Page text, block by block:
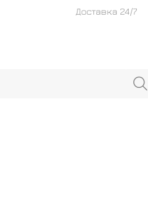
Доставка 24/7